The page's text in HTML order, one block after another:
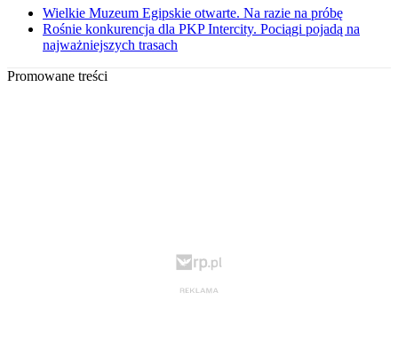
Wielkie Muzeum Egipskie otwarte. Na razie na próbę
Rośnie konkurencja dla PKP Intercity. Pociągi pojadą na
najważniejszych trasach
Promowane treści